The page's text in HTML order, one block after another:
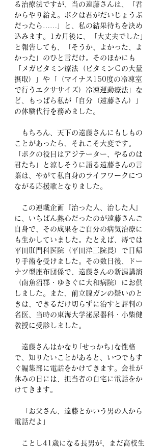
る治療法ですが、当の遠藤さんは、「君
からやり給え。ボクは君がだいじょうぶ
だったら……」と、私の結果待ちを決め
込みます。1カ月後に、「大丈夫でした」
と報告しても、「そうか、よかった、よ
かった」のひと言だけ。そのほかにも
「メガビタミン療法（ビタミンＣの大量
摂取）」や「（マイナス150度の冷凍室
で行うエクササイズ）冷凍運動療法」な
ど、もっぱら私が「自分（遠藤さん）」
の体験代行を務めました。
もちろん、天下の遠藤さんにもしもの
ことがあったら、それこそ大変です。
「ボクの役目はアジテーター、やるのは
君たち」と涼しそうに語る遠藤さんの言
葉は、やがて私自身のライフワークにつ
ながる応援歌となりました。
この連載企画『治った人、治した人』
に、いちばん熱心だったのが遠藤さんご
自身で、その成果をご自分の病気治療に
も生かしていました。たとえば、痔では
平田肛門科医院（平田洋三院長）で日帰
り手術を受けました。その数日後、ドー
ナツ型座布団係で、遠藤さんの新潟講演
（南魚沼郡・ゆきぐに大和病院）にお供
しました。また、前立腺ガンの疑いのと
きは、できるだけ切らずに治すと評判の
名医、当時の東海大学泌尿器科・小柴健
教授に受診しました。
遠藤さんはかなり｢せっかち｣な性格
で、知りたいことがあると、いつでもす
ぐ編集部に電話をかけてきます。会社が
休みの日には、担当者の自宅に電話をか
けてきます。
「お父さん、遠藤とかいう男の人から
電話だよ」
ことし41歳になる長男が、まだ高校生